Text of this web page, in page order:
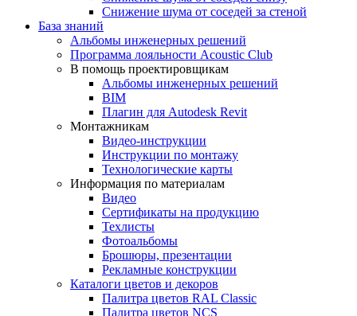
Снижение шума от соседей за стеной
База знаний
Альбомы инженерных решений
Программа лояльности Acoustic Club
В помощь проектировщикам
Альбомы инженерных решений
BIM
Плагин для Autodesk Revit
Монтажникам
Видео-инструкции
Инструкции по монтажу
Технологические карты
Информация по материалам
Видео
Сертификаты на продукцию
Техлисты
Фотоальбомы
Брошюры, презентации
Рекламные конструкции
Каталоги цветов и декоров
Палитра цветов RAL Сlassic
Палитра цветов NCS